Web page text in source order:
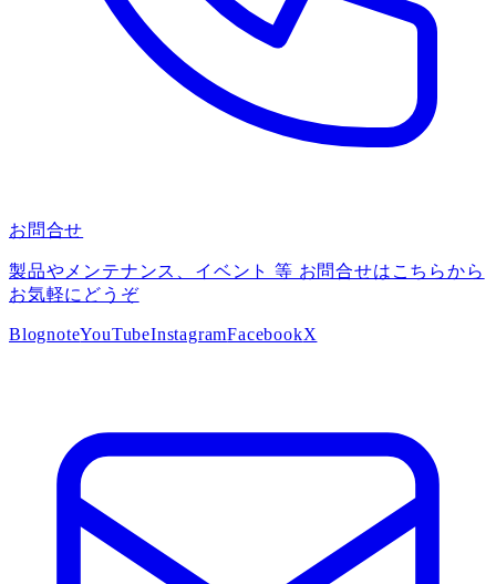
お問合せ
製品やメンテナンス、イベント 等 お問合せはこちらから
お気軽にどうぞ
BlognoteYouTubeInstagramFacebookX